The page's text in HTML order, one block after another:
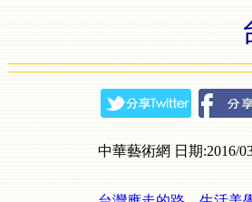
中華藝術網 日期:2016/